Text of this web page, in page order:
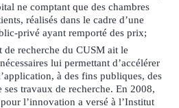
ne comptant que des chambres
réalisés dans le cadre d’une
privé ayant remporté des prix;
de recherche du CUSM ait le
lui permettant d’accélérer
à des fins publiques, des
ses travaux de recherche. En 2008,
l’innovation a versé à l’Institut